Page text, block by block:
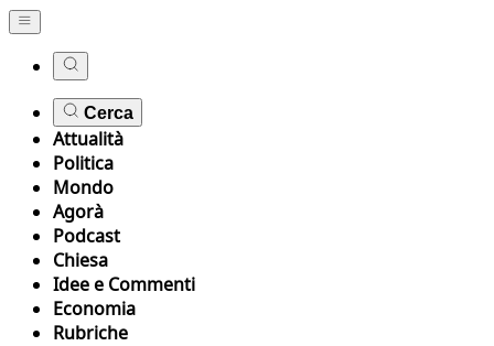
Cerca
Attualità
Politica
Mondo
Agorà
Podcast
Chiesa
Idee e Commenti
Economia
Rubriche